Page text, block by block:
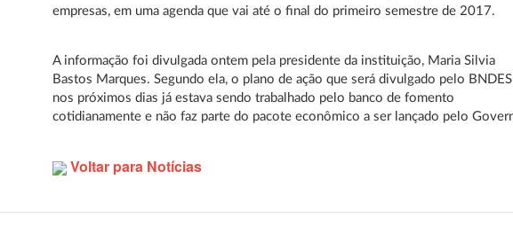
empresas, em uma agenda que vai até o final do primeiro semestre de 2017.
A informação foi divulgada ontem pela presidente da instituição, Maria Silvia
Bastos Marques. Segundo ela, o plano de ação que será divulgado pelo BNDES
nos próximos dias já estava sendo trabalhado pelo banco de fomento
cotidianamente e não faz parte do pacote econômico a ser lançado pelo
Voltar para Notícias